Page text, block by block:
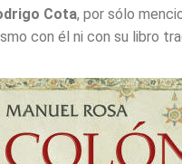
Cota, por sólo
con él ni con su libro